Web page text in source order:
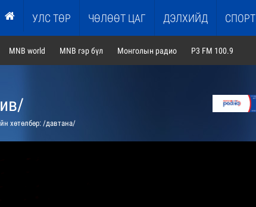
УЛС ТӨР ЧӨЛӨӨТ ЦАГ ДЭЛХИЙД СПОРТ
MNB world MNB гэр бүл Монголын радио P3 FM 100.9
хөтөлбөр: /давтана/